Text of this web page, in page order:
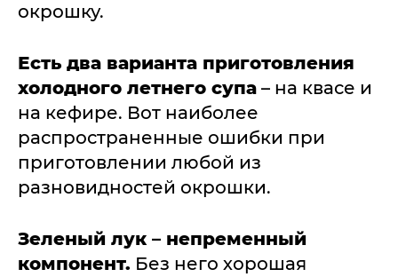
окрошку.
Есть два варианта приготовления
холодного летнего супа – на квасе и
на кефире. Вот наиболее
распространенные ошибки при
приготовлении любой из
разновидностей окрошки.
Зеленый лук – непременный
компонент. Без него хорошая